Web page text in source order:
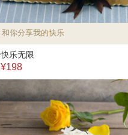
和你分享我的快乐
快乐无限
¥198